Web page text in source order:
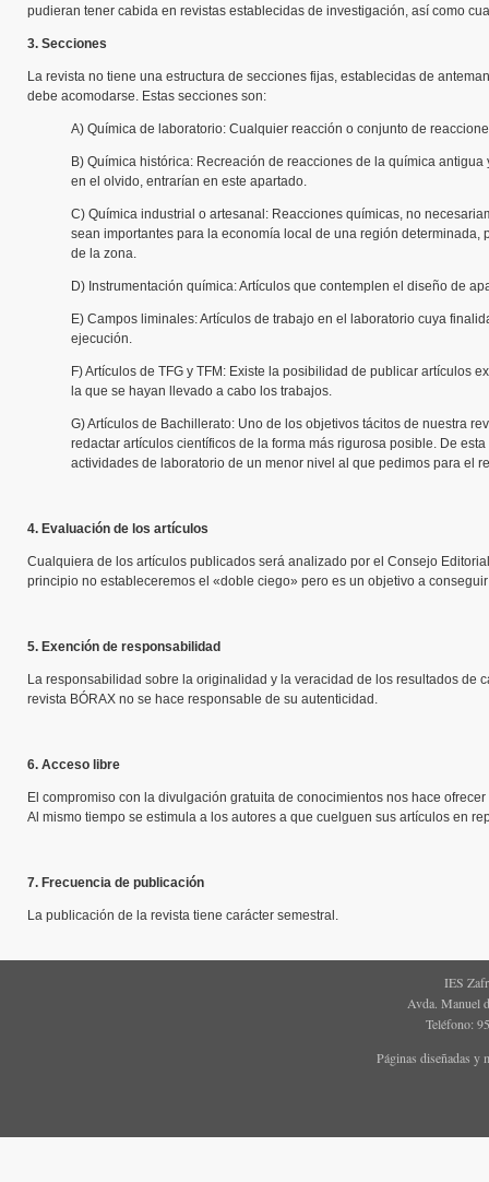
pudieran tener cabida en revistas establecidas de investigación, así como
3. Secciones
La revista no tiene una estructura de secciones fijas, establecidas de
debe acomodarse. Estas secciones son:
A) Química de laboratorio: Cualquier reacción o conjunto de
B) Química histórica: Recreación de reacciones de la química
en el olvido, entrarían en este apartado.
C) Química industrial o artesanal: Reacciones químicas, no
sean importantes para la economía local de una región
de la zona.
D) Instrumentación química: Artículos que contemplen el diseño de
E) Campos liminales: Artículos de trabajo en el laboratorio cuya
ejecución.
F) Artículos de TFG y TFM: Existe la posibilidad de publicar artículos
la que se hayan llevado a cabo los trabajos.
G) Artículos de Bachillerato: Uno de los objetivos tácitos de nuestra
redactar artículos científicos de la forma más rigurosa posible. De
actividades de laboratorio de un menor nivel al que pedimos para el
4. Evaluación de los artículos
Cualquiera de los artículos publicados será analizado por el Consejo
principio no estableceremos el «doble ciego» pero es un objetivo a
5. Exención de responsabilidad
La responsabilidad sobre la originalidad y la veracidad de los resultados de
revista BÓRAX no se hace responsable de su autenticidad.
6. Acceso libre
El compromiso con la divulgación gratuita de conocimientos nos hace
Al mismo tiempo se estimula a los autores a que cuelguen sus artículos en
7. Frecuencia de publicación
La publicación de la revista tiene carácter semestral.
IES
Avda. Manuel
Teléfono:
Páginas diseñadas y